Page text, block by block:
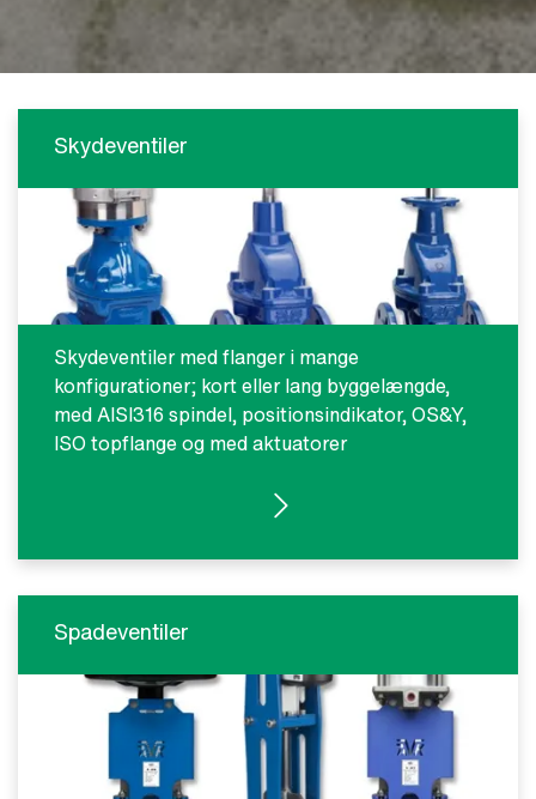
Skydeventiler
Skydeventiler med flanger i mange
konfigurationer; kort eller lang byggelængde,
med AISI316 spindel, positionsindikator, OS&Y,
ISO topflange og med aktuatorer
SE PRODUKTER
Spadeventiler